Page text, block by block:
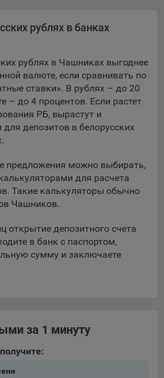
рекламы. Адрес: Yandex
4, CH-6005 Luzern, Switzerland.
Google Ireland Ltd, Gordon
4, D04E5W5 Ireland.
мои изменения
по умолчанию
рублях в банках
рублях в Чашниках выгоднее
валюте, если сравнивать по
ставки». В рублях – до 20
– до 4 процентов. Если растет
РБ, вырастут и
депозитов в белорусских
предложения можно выбирать,
для расчета
Такие калькуляторы обычно
Чашников.
открытие депозитного счета
в банк с паспортом,
сумму и заключаете
за 1 минуту